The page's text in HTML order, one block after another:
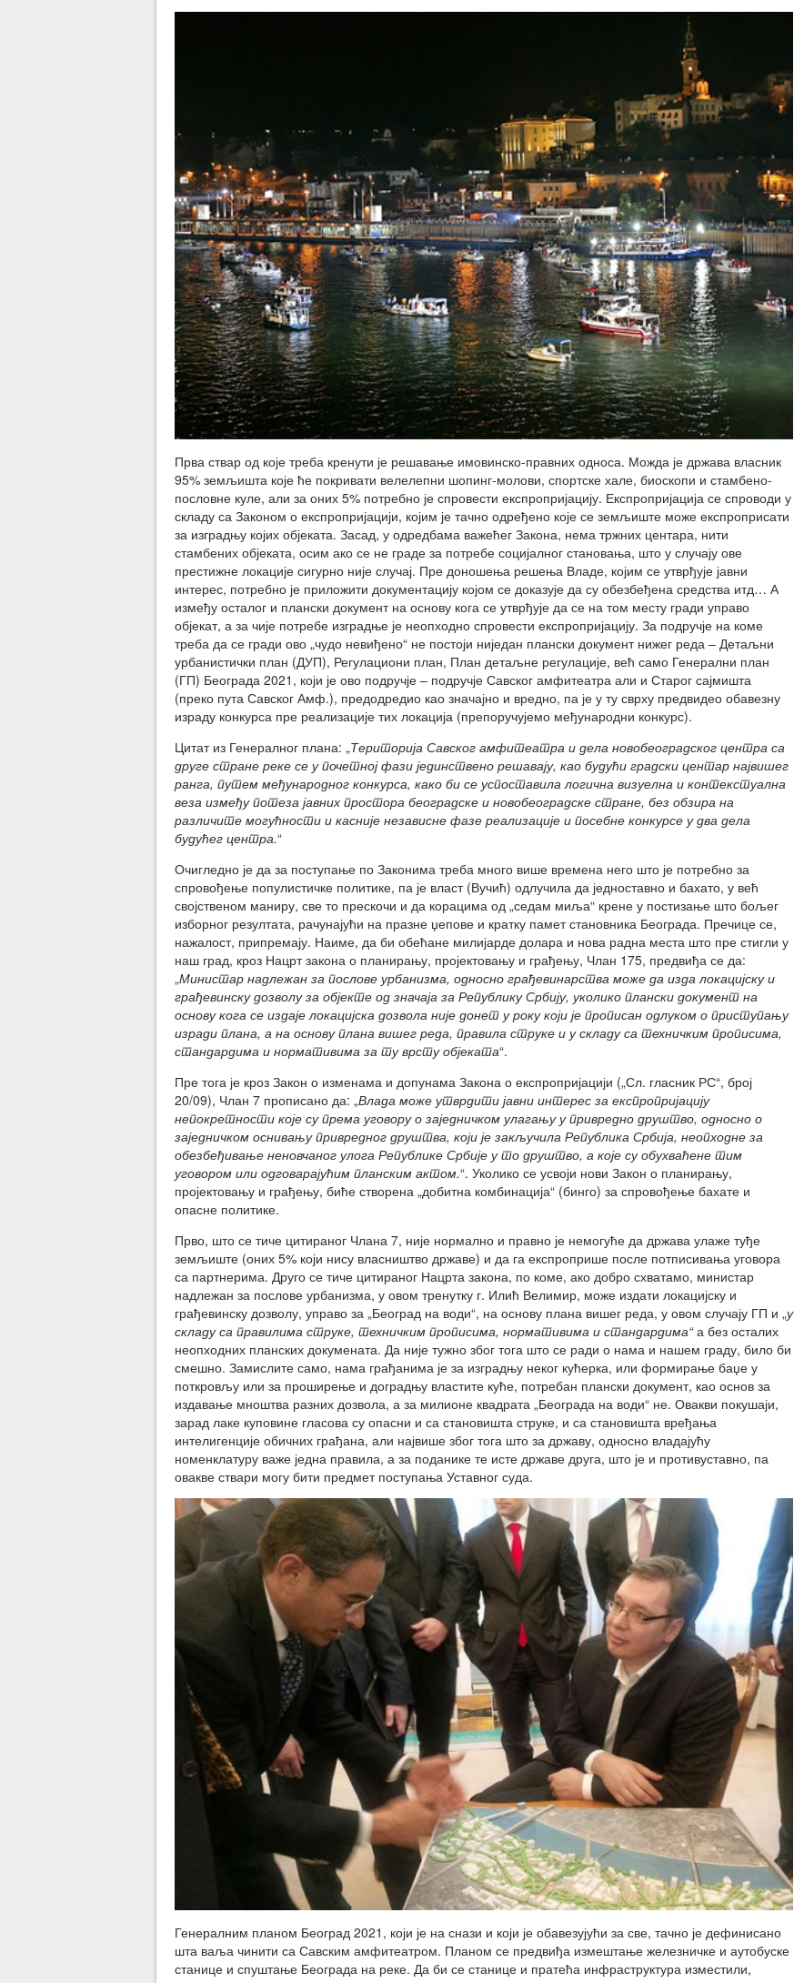
Прва ствар од које треба кренути је решавање имовинско-правних односа. Можда је држава власник
95% земљишта које ће покривати велелепни шопинг-молови, спортске хале, биоскопи и стамбено-
пословне куле, али за оних 5% потребно је спровести експропријацију. Експропријација се спроводи у
складу са Законом о експропријацији, којим је тачно одређено које се земљиште може експроприсати
за изградњу којих објеката. Засад, у одредбама важећег Закона, нема тржних центара, нити
стамбених објеката, осим ако се не граде за потребе социјалног становања, што у случају ове
престижне локације сигурно није случај. Пре доношења решења Владе, којим се утврђује јавни
интерес, потребно је приложити документацију којом се доказује да су обезбеђена средства итд… А
између осталог и плански документ на основу кога се утврђује да се на том месту гради управо
објекат, а за чије потребе изградње је неопходно спровести експропријацију. За подручје на коме
треба да се гради ово „чудо невиђено“ не постоји ниједан плански документ нижег реда – Детаљни
урбанистички план (ДУП), Регулациони план, План детаљне регулације, већ само Генерални план
(ГП) Београда 2021, који је ово подручје – подручје Савског амфитеатра али и Старог сајмишта
(преко пута Савског Амф.), предодредио као значајно и вредно, па је у ту сврху предвидео обавезну
израду конкурса пре реализације тих локација (препоручујемо међународни конкурс).
Цитат из Генералног плана: „Територија Савског амфитеатра и дела новобеоградског центра са
друге стране реке се у почетној фази јединствено решавају, као будући градски центар највишег
ранга, путем међународног конкурса, како би се успоставила логична визуелна и контекстуална
веза између потеза јавних простора београдске и новобеоградске стране, без обзира на
различите могућности и касније независне фазе реализације и посебне конкурсе у два дела
будућег центра.“
Очигледно је да за поступање по Законима треба много више времена него што је потребно за
спровођење популистичке политике, па је власт (Вучић) одлучила да једноставно и бахато, у већ
својственом маниру, све то прескочи и да корацима од „седам миља“ крене у постизање што бољег
изборног резултата, рачунајући на празне џепове и кратку памет становника Београда. Пречице се,
нажалост, припремају. Наиме, да би обећане милијарде долара и нова радна места што пре стигли у
наш град, кроз Нацрт закона о планирању, пројектовању и грађењу, Члан 175, предвиђа се да:
„Министар надлежан за послове урбанизма, односно грађевинарства може да изда локацијску и
грађевинску дозволу за објекте од значаја за Републику Србију, уколико плански документ на
основу кога се издаје локацијска дозвола није донет у року који је прописан одлуком о приступању
изради плана, а на основу плана вишег реда, правила струке и у складу са техничким прописима,
стандардима и нормативима за ту врсту објеката“.
Пре тога је кроз Закон о изменама и допунама Закона о експропријацији („Сл. гласник РС“, број
20/09), Члан 7 прописано да: „Влада може утврдити јавни интерес за експропријацију
непокретности које су према уговору о заједничком улагању у привредно друштво, односно о
заједничком оснивању привредног друштва, који је закључила Република Србија, неопходне за
обезбеђивање неновчаног улога Републике Србије у то друштво, а које су обухваћене тим
уговором или одговарајућим планским актом.“. Уколико се усвоји нови Закон о планирању,
пројектовању и грађењу, биће створена „добитна комбинација“ (бинго) за спровођење бахате и
опасне политике.
Прво, што се тиче цитираног Члана 7, није нормално и правно је немогуће да држава улаже туђе
земљиште (оних 5% који нису власништво државе) и да га експроприше после потписивања уговора
са партнерима. Друго се тиче цитираног Нацрта закона, по коме, ако добро схватамо, министар
надлежан за послове урбанизма, у овом тренутку г. Илић Велимир, може издати локацијску и
грађевинску дозволу, управо за „Београд на води“, на основу плана вишег реда, у овом случају ГП и „у
складу са правилима струке, техничким прописима, нормативима и стандардима“а без осталих
неопходних планских докумената. Да није тужно због тога што се ради о нама и нашем граду, било би
смешно. Замислите само, нама грађанима је за изградњу неког кућерка, или формирање баџе у
поткровљу или за проширење и доградњу властите куће, потребан плански документ, као основ за
издавање мноштва разних дозвола, а за милионе квадрата „Београда на води“ не. Овакви покушаји,
зарад лаке куповине гласова су опасни и са становишта струке, и са становишта вређања
интелигенције обичних грађана, али највише због тога што за државу, односно владајућу
номенклатуру важе једна правила, а за поданике те исте државе друга, што је и противуставно, па
овакве ствари могу бити предмет поступања Уставног суда.
Генералним планом Београд 2021, који је на снази и који је обавезујући за све, тачно је дефинисано
шта ваља чинити са Савским амфитеатром. Планом се предвиђа измештање железничке и аутобуске
станице и спуштање Београда на реке. Да би се станице и пратећа инфраструктура изместили,